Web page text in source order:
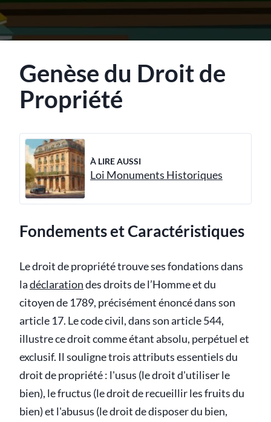
Genèse du Droit de
Propriété
À LIRE AUSSI
Loi Monuments Historiques
Fondements et Caractéristiques
Le droit de propriété trouve ses fondations dans
ladéclarationdes droits de l’Homme et du
citoyen de 1789, précisément énoncé dans son
article 17. Le code civil, dans son article 544,
illustre ce droit comme étant absolu, perpétuel et
exclusif. Il souligne trois attributs essentiels du
droit de propriété : l'usus (le droit d'utiliser le
bien), le fructus (le droit de recueillir les fruits du
bien) et l'abusus (le droit de disposer du bien,